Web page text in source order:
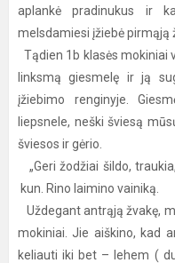
aplankė pradinukus ir
melsdamiesi įžiebė pirmąją
Tądien 1b klasės mokiniai
linksmą giesmelę ir ją
įžiebimo renginyje.
liepsnele, neški šviesą
šviesos ir gėrio.
„Geri žodžiai šildo,
kun. Rino laimino vainiką.
Uždegant antrąją žvakę,
mokiniai. Jie aiškino, kad
keliauti iki bet – lehem (